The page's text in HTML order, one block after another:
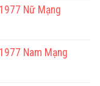
Nữ Mạng
Nam Mạng